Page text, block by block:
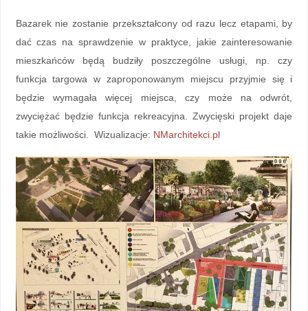
Bazarek nie zostanie przekształcony od razu lecz etapami, by
dać czas na sprawdzenie w praktyce, jakie zainteresowanie
mieszkańców będą budziły poszczególne usługi, np. czy
funkcja targowa w zaproponowanym miejscu przyjmie się i
będzie wymagała więcej miejsca, czy może na odwrót,
zwyciężać będzie funkcja rekreacyjna. Zwycięski projekt daje
takie możliwości. Wizualizacje: NMarchitekci.pl